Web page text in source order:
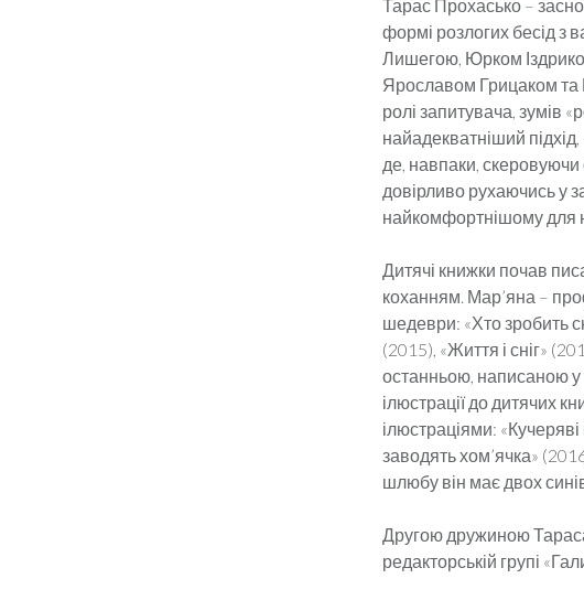
Тарас Прохасько –
формі розлогих бесід з
Лишегою, Юрком
Ярославом Грицаком
ролі запитувача, зумів
найадекватніший
де, навпаки,
довірливо рухаючись у
найкомфортнішому для
Дитячі книжки почав
коханням. Мар’яна –
шедеври: «Хто зробить
(2015), «Життя і сніг»
останньою, написаною у
ілюстрації до дитячих
ілюстраціями:
заводять хом’ячка»
шлюбу він має двох
Другою дружиною
редакторській групі